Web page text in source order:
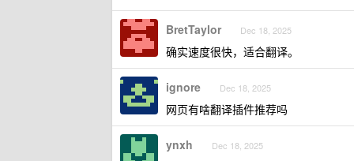
BretTaylor Dec 18, 2025
确实速度很快，适合翻译。
ignore Dec 18, 2025
网页有啥翻译插件推荐吗
ynxh Dec 18, 2025